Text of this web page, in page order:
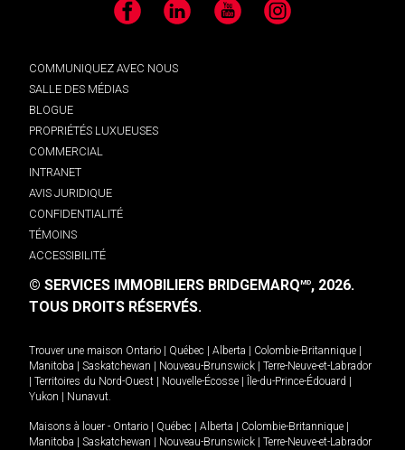
Facebook LinkedIn YouTube Instagram
COMMUNIQUEZ AVEC NOUS
SALLE DES MÉDIAS
BLOGUE
PROPRIÉTÉS LUXUEUSES
COMMERCIAL
INTRANET
AVIS JURIDIQUE
CONFIDENTIALITÉ
TÉMOINS
ACCESSIBILITÉ
© SERVICES IMMOBILIERS BRIDGEMARQMD, 2026.
TOUS DROITS RÉSERVÉS.
Trouver une maison Ontario Québec Alberta Colombie-Britannique
Manitoba
Saskatchewan Nouveau-Brunswick
Terre-Neuve-et-Labrador
Territoires du Nord-Ouest Nouvelle-Écosse Île-du-Prince-Édouard
Yukon
Nunavut.
Maisons à louer - Ontario Québec Alberta Colombie-Britannique
Manitoba
Saskatchewan Nouveau-Brunswick
Terre-Neuve-et-Labrador